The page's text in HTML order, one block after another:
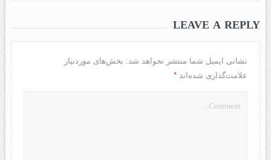
LEAVE A REPLY
نشانی ایمیل شما منتشر نخواهد شد.
بخش‌های موردنیاز
علامت‌گذاری شده‌اند *